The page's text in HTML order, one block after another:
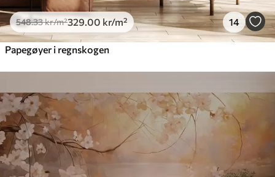
548.33kr/m²329 .00 kr/m² 14
Papegøyer i regnskogen